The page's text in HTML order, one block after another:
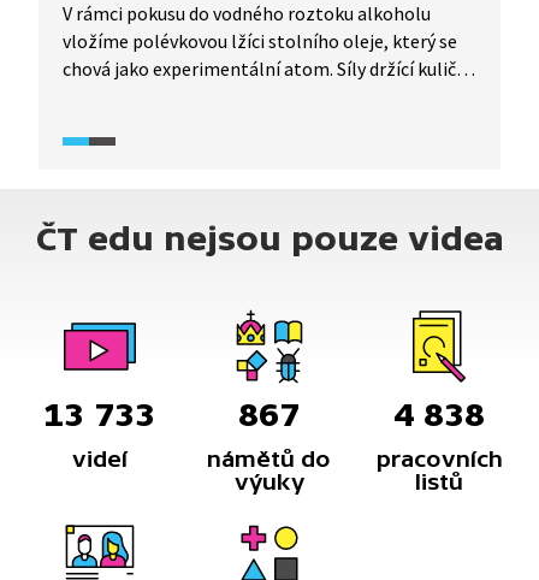
V rámci pokusu do vodného roztoku alkoholu
vložíme polévkovou lžíci stolního oleje, který se
chová jako experimentální atom. Síly držící kuličku
štěpení atomu v jaderném reaktoru, které tam ale
ČT edu nejsou pouze videa
13 733
videí
867
námětů do
výuky
4 838
pracovních
listů